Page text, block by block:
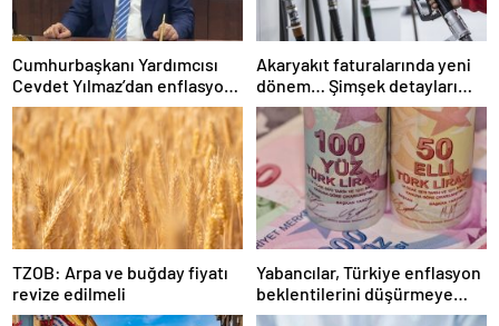
Cumhurbaşkanı Yardımcısı
Cevdet Yılmaz’dan enflasyon
açıklaması
Akaryakıt faturalarında yeni
dönem… Şimşek detayları
paylaştı
TZOB: Arpa ve buğday fiyatı
revize edilmeli
Yabancılar, Türkiye enflasyon
beklentilerini düşürmeye
başladı